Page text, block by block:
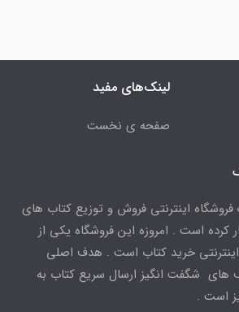
لینک‌های مفید
صفحه ی نخست
اینترنتی فروش و توزیع کتاب های
است . امروزه این فروشگاه یکی از
اینترنتی خرید کتاب است . هدف اصلی
های شگفت انگیز ارسال سریع کتاب به
است .